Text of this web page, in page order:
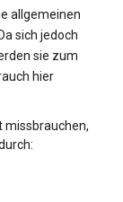
allgemeinen
sich jedoch
sie zum
hier
missbrauchen,